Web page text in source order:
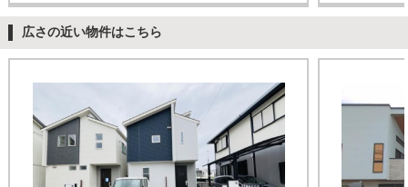
広さの近い物件はこちら